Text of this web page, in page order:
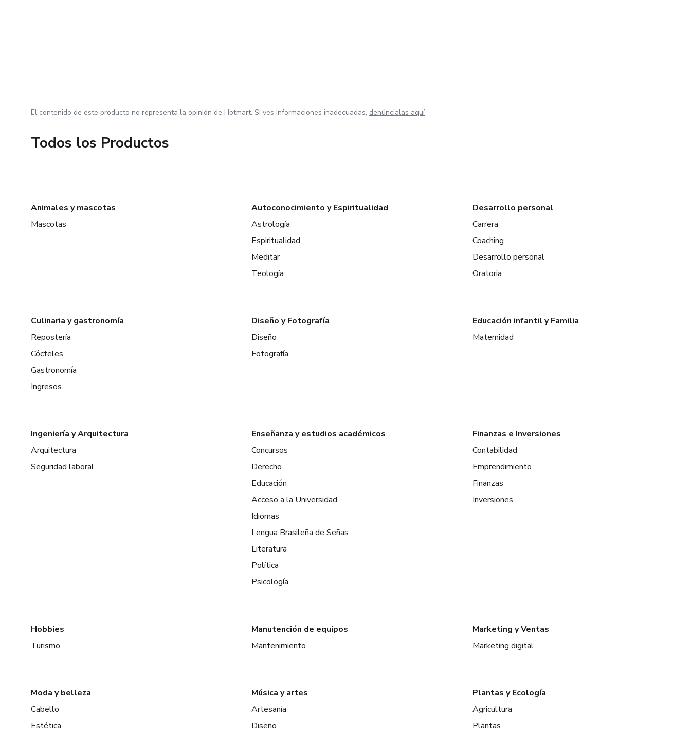
El contenido de este producto no representa la opinión de Hotmart. Si ves informaciones inadecuadas, denúncialas aquí
Todos los Productos
Animales y mascotas
Mascotas
Autoconocimiento y Espiritualidad
Astrología
Espiritualidad
Meditar
Teología
Desarrollo personal
Carrera
Coaching
Desarrollo personal
Oratoria
Culinaria y gastronomía
Repostería
Cócteles
Gastronomía
Ingresos
Diseño y Fotografía
Diseño
Fotografía
Educación infantil y Familia
Maternidad
Ingeniería y Arquitectura
Arquitectura
Seguridad laboral
Enseñanza y estudios académicos
Concursos
Derecho
Educación
Acceso a la Universidad
Idiomas
Lengua Brasileña de Señas
Literatura
Política
Psicología
Finanzas e Inversiones
Contabilidad
Emprendimiento
Finanzas
Inversiones
Hobbies
Turismo
Manutención de equipos
Mantenimiento
Marketing y Ventas
Marketing digital
Moda y belleza
Cabello
Estética
Música y artes
Artesanía
Diseño
Plantas y Ecología
Agricultura
Plantas